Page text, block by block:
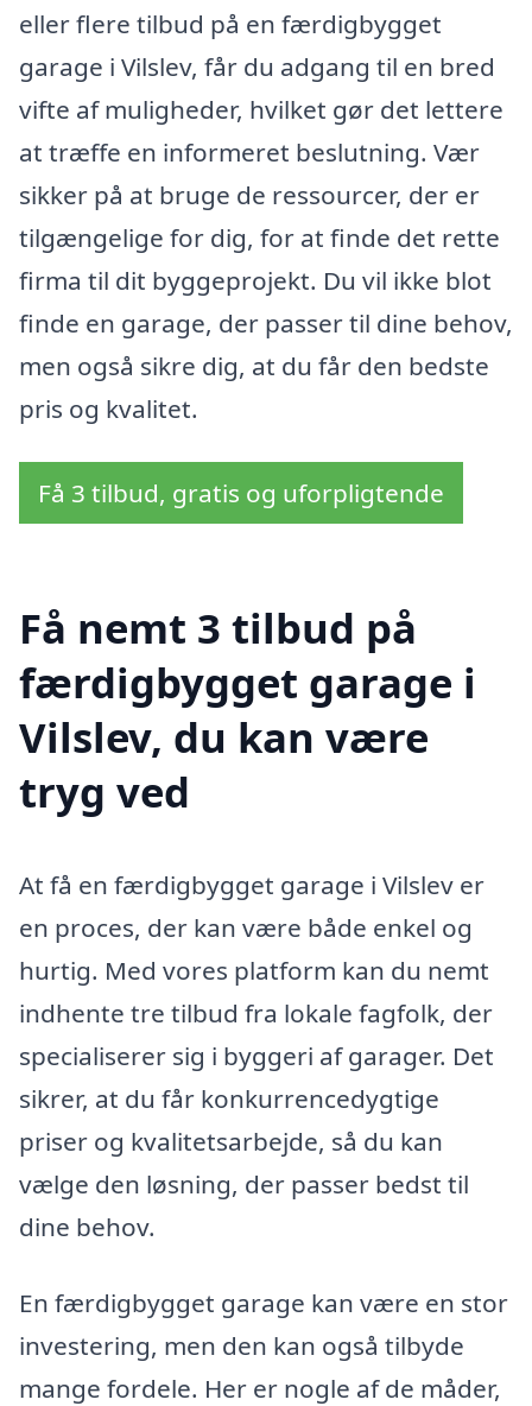
eller flere tilbud på en færdigbygget
garage i Vilslev, får du adgang til en bred
vifte af muligheder, hvilket gør det lettere
at træffe en informeret beslutning. Vær
sikker på at bruge de ressourcer, der er
tilgængelige for dig, for at finde det rette
firma til dit byggeprojekt. Du vil ikke blot
finde en garage, der passer til dine behov,
men også sikre dig, at du får den bedste
pris og kvalitet.
Få 3 tilbud, gratis og uforpligtende
Få nemt 3 tilbud på
færdigbygget garage i
Vilslev, du kan være
tryg ved
At få en færdigbygget garage i Vilslev er
en proces, der kan være både enkel og
hurtig. Med vores platform kan du nemt
indhente tre tilbud fra lokale fagfolk, der
specialiserer sig i byggeri af garager. Det
sikrer, at du får konkurrencedygtige
priser og kvalitetsarbejde, så du kan
vælge den løsning, der passer bedst til
dine behov.
En færdigbygget garage kan være en stor
investering, men den kan også tilbyde
mange fordele. Her er nogle af de måder,